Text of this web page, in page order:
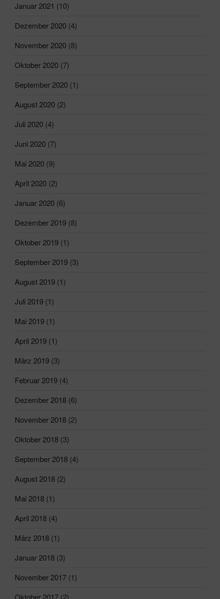
Januar 2021 (10)
Dezember 2020 (4)
November 2020 (8)
Oktober 2020 (7)
September 2020 (1)
August 2020 (2)
Juli 2020 (4)
Juni 2020 (7)
Mai 2020 (9)
April 2020 (2)
Januar 2020 (6)
Dezember 2019 (8)
Oktober 2019 (1)
September 2019 (3)
August 2019 (1)
Juli 2019 (1)
Mai 2019 (1)
April 2019 (1)
März 2019 (3)
Februar 2019 (4)
Dezember 2018 (6)
November 2018 (2)
Oktober 2018 (3)
September 2018 (4)
August 2018 (2)
Mai 2018 (1)
April 2018 (4)
März 2018 (1)
Januar 2018 (3)
November 2017 (1)
Oktober 2017 (2)